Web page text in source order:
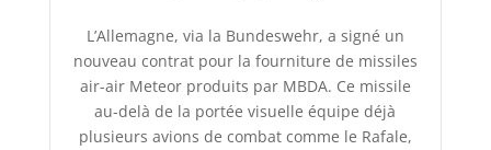
L’Allemagne, via la Bundeswehr, a signé un
nouveau contrat pour la fourniture de missiles
air-air Meteor produits par MBDA. Ce missile
au-delà de la portée visuelle équipe déjà
plusieurs avions de combat comme le Rafale,